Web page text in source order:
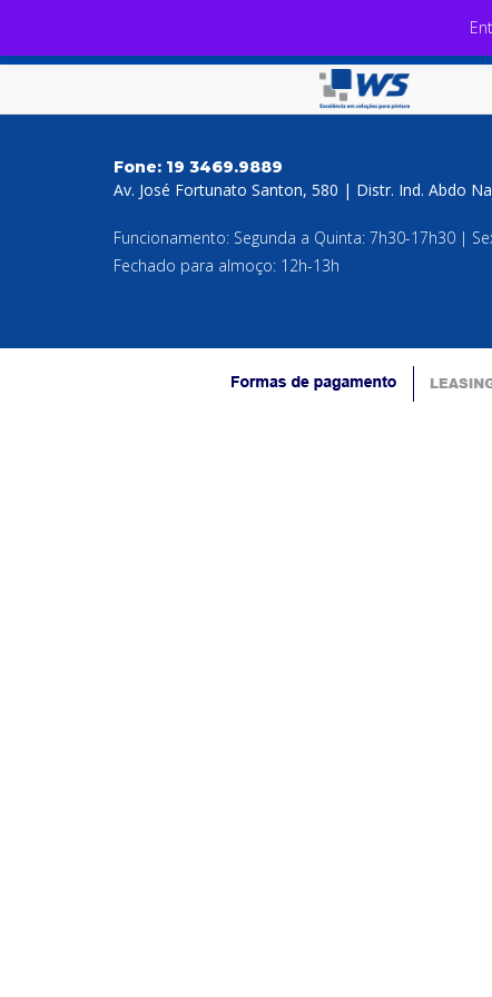
Fone: 19 3469.9889
Av. José Fortunato Santon, 580 | Distr. Ind. Abdo
Funcionamento: Segunda a Quinta: 7h30-17h30 |
Fechado para almoço: 12h-13h